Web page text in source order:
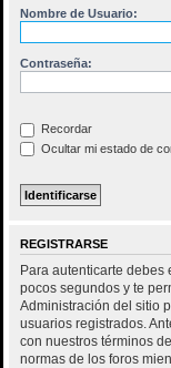
Nombre de Usuario:
Contraseña:
Recordar
Ocultar mi estado de
REGISTRARSE
Para autenticarte debes
pocos segundos y te
Administración del sitio
usuarios registrados.
con nuestros términos
normas de los foros